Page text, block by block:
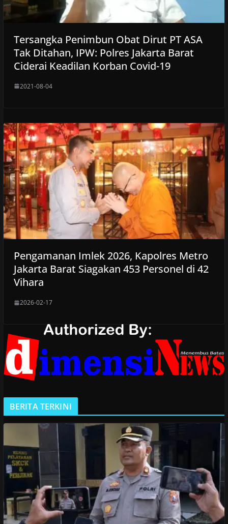
Tersangka Penimbun Obat Dirut PT ASA
Tak Ditahan, IPW: Polres Jakarta Barat
Ciderai Keadilan Korban Covid-19
2021-08-04
Pengamanan Imlek 2026, Kapolres Metro
Jakarta Barat Siagakan 453 Personel di 42
Vihara
2026-02-17
BERITA TERKINI